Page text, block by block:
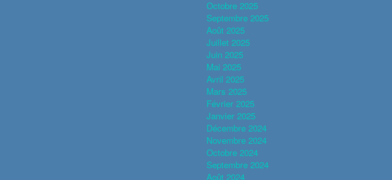
Octobre 2025
Septembre 2025
Août 2025
Juillet 2025
Juin 2025
Mai 2025
Avril 2025
Mars 2025
Février 2025
Janvier 2025
Décembre 2024
Novembre 2024
Octobre 2024
Septembre 2024
Août 2024